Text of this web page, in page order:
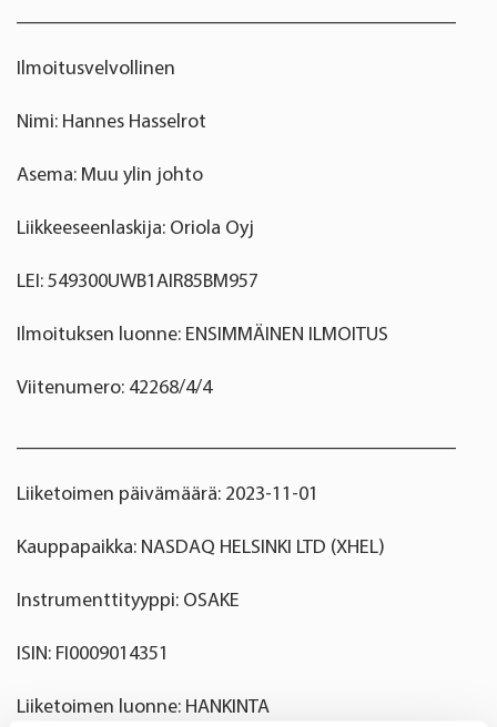
Ilmoitusvelvollinen
Nimi: Hannes Hasselrot
Asema: Muu ylin johto
Liikkeeseenlaskija: Oriola Oyj
LEI: 549300UWB1AIR85BM957
Ilmoituksen luonne: ENSIMMÄINEN ILMOITUS
Viitenumero: 42268/4/4
Liiketoimen päivämäärä: 2023-11-01
Kauppapaikka: NASDAQ HELSINKI LTD (XHEL)
Instrumenttityyppi: OSAKE
ISIN: FI0009014351
Liiketoimen luonne: HANKINTA